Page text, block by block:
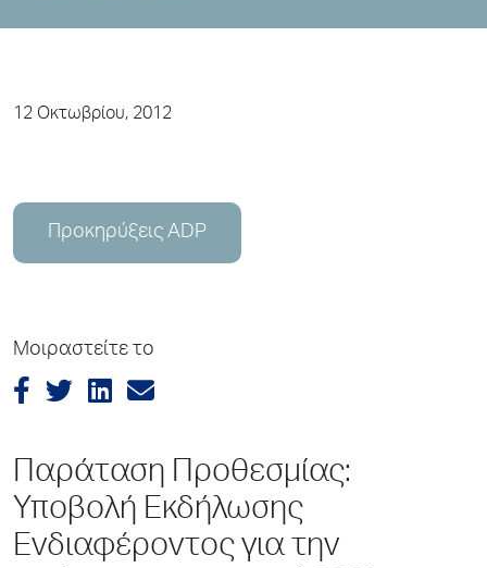
12 Οκτωβρίου, 2012
Προκηρύξεις ADP
Μοιραστείτε το
Παράταση Προθεσμίας:
Υποβολή Εκδήλωσης
Ενδιαφέροντος για την